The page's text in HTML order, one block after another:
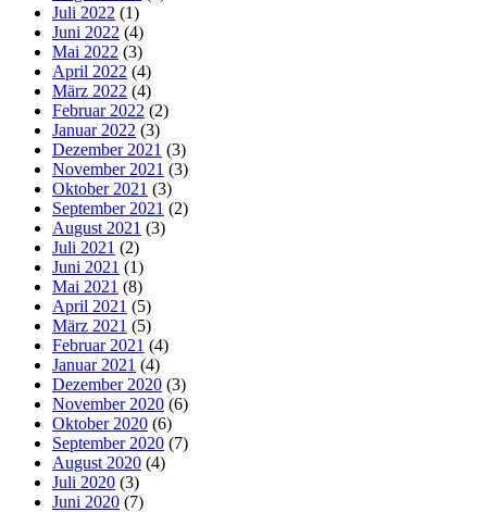
Juli 2022 (1)
Juni 2022 (4)
Mai 2022 (3)
April 2022 (4)
März 2022 (4)
Februar 2022 (2)
Januar 2022 (3)
Dezember 2021 (3)
November 2021 (3)
Oktober 2021 (3)
September 2021 (2)
August 2021 (3)
Juli 2021 (2)
Juni 2021 (1)
Mai 2021 (8)
April 2021 (5)
März 2021 (5)
Februar 2021 (4)
Januar 2021 (4)
Dezember 2020 (3)
November 2020 (6)
Oktober 2020 (6)
September 2020 (7)
August 2020 (4)
Juli 2020 (3)
Juni 2020 (7)